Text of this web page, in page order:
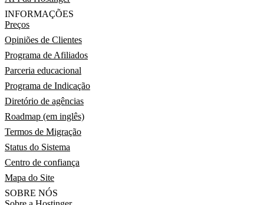
INFORMAÇÕES
Preços
Opiniões de Clientes
Programa de Afiliados
Parceria educacional
Programa de Indicação
Diretório de agências
Roadmap (em inglês)
Termos de Migração
Status do Sistema
Centro de confiança
Mapa do Site
SOBRE NÓS